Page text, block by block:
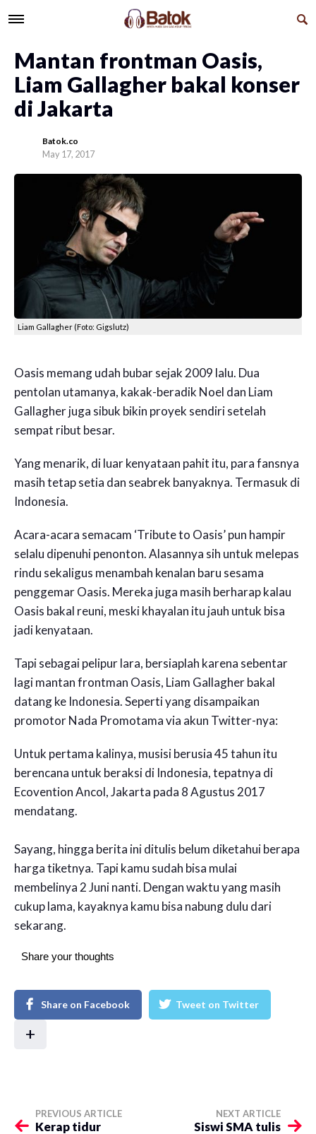
Mantan frontman Oasis,
Liam Gallagher bakal konser
di Jakarta
Batok.co
May 17, 2017
Liam Gallagher (Foto: Gigslutz)
Oasis memang udah bubar sejak 2009 lalu. Dua
pentolan utamanya, kakak-beradik Noel dan Liam
Gallagher juga sibuk bikin proyek sendiri setelah
sempat ribut besar.
Yang menarik, di luar kenyataan pahit itu, para fansnya
masih tetap setia dan seabrek banyaknya. Termasuk di
Indonesia.
Acara-acara semacam ‘Tribute to Oasis’ pun hampir
selalu dipenuhi penonton. Alasannya sih untuk melepas
rindu sekaligus menambah kenalan baru sesama
penggemar Oasis. Mereka juga masih berharap kalau
Oasis bakal reuni, meski khayalan itu jauh untuk bisa
jadi kenyataan.
Tapi sebagai pelipur lara, bersiaplah karena sebentar
lagi mantan frontman Oasis, Liam Gallagher bakal
datang ke Indonesia. Seperti yang disampaikan
promotor Nada Promotama via akun Twitter-nya:
Untuk pertama kalinya, musisi berusia 45 tahun itu
berencana untuk beraksi di Indonesia, tepatnya di
Ecovention Ancol, Jakarta pada 8 Agustus 2017
mendatang.
Sayang, hingga berita ini ditulis belum diketahui berapa
harga tiketnya. Tapi kamu sudah bisa mulai
membelinya 2 Juni nanti. Dengan waktu yang masih
cukup lama, kayaknya kamu bisa nabung dulu dari
sekarang.
Share your thoughts
Share on Facebook Tweet on Twitter
+
PREVIOUS ARTICLE
Kerap tidur
NEXT ARTICLE
Siswi SMA tulis